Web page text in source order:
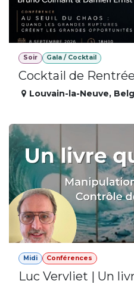
Soir Gala / Cocktail
Cocktail de Rentrée
Louvain-la-Neuve,
Midi Conférences
Luc Vervliet | Un